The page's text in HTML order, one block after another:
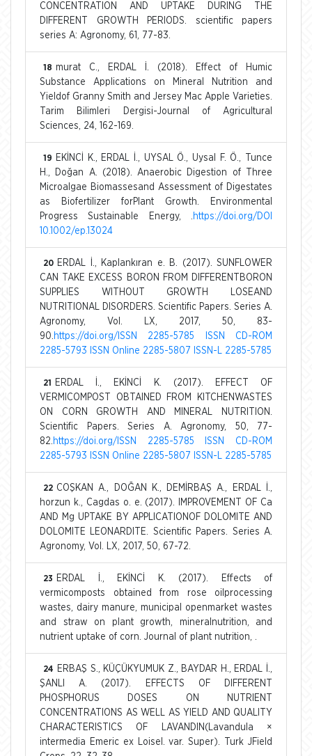
CONCENTRATION AND UPTAKE DURING THE
DIFFERENT GROWTH PERIODS. scientific papers
series A: Agronomy, 61, 77-83.
18 murat C., ERDAL İ. (2018). Effect of Humic
Substance Applications on Mineral Nutrition and
Yieldof Granny Smith and Jersey Mac Apple Varieties.
Tarim Bilimleri Dergisi-Journal of Agricultural
Sciences, 24, 162-169.
19
EKİNCİ K., ERDAL İ., UYSAL Ö., Uysal F. Ö., Tunce
H., Doğan A. (2018). Anaerobic Digestion of Three
Microalgae Biomassesand Assessment of Digestates
as Biofertilizer forPlant Growth. Environmental
Progress Sustainable Energy, .
https://doi.org/DOI
10.1002/ep.13024
20 ERDAL İ., Kaplankıran e. B. (2017). SUNFLOWER
CAN TAKE EXCESS BORON FROM DIFFERENTBORON
SUPPLIES WITHOUT GROWTH LOSEAND
NUTRITIONAL DISORDERS. Scientific Papers. Series A.
Agronomy, Vol. LX, 2017, 50, 83-
90. https://doi.org/ISSN 2285-5785 ISSN CD-ROM
2285-5793 ISSN Online 2285-5807 ISSN-L 2285-5785
21
ERDAL İ., EKİNCİ K. (2017). EFFECT OF
VERMICOMPOST OBTAINED FROM KITCHENWASTES
ON CORN GROWTH AND MINERAL NUTRITION.
Scientific Papers. Series A. Agronomy, 50, 77-
82. https://doi.org/ISSN 2285-5785 ISSN CD-ROM
2285-5793 ISSN Online 2285-5807 ISSN-L 2285-5785
22 COŞKAN A., DOĞAN K., DEMİRBAŞ A., ERDAL İ.,
horzun k., Cagdas o. e. (2017). IMPROVEMENT OF Ca
AND Mg UPTAKE BY APPLICATIONOF DOLOMITE AND
DOLOMITE LEONARDITE. Scientific Papers. Series A.
Agronomy, Vol. LX, 2017, 50, 67-72.
23
ERDAL İ., EKİNCİ K. (2017). Effects of
vermicomposts obtained from rose oilprocessing
wastes, dairy manure, municipal openmarket wastes
and straw on plant growth, mineralnutrition, and
nutrient uptake of corn. Journal of plant nutrition, .
24
ERBAŞ S., KÜÇÜKYUMUK Z., BAYDAR H., ERDAL İ.,
ŞANLI A. (2017). EFFECTS OF DIFFERENT
PHOSPHORUS DOSES ON NUTRIENT
CONCENTRATIONS AS WELL AS YIELD AND QUALITY
CHARACTERISTICS OF LAVANDIN(Lavandula ×
intermedia Emeric ex Loisel. var. Super). Turk JField